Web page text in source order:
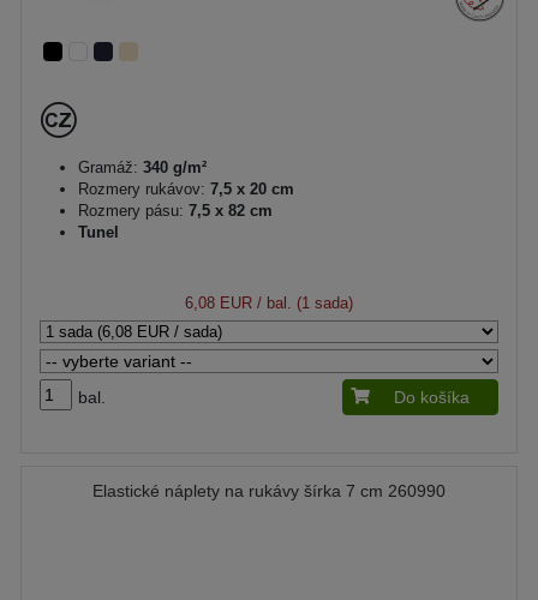
Gramáž: 340 g/m²
Rozmery rukávov: 7,5 x 20 cm
Rozmery pásu: 7,5 x 82 cm
Tunel
6,08 EUR / bal. (1 sada)
bal. Do košíka
Elastické náplety na rukávy šírka 7 cm 260990